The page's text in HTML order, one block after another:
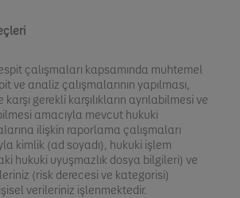
çalışmaları kapsamında muhtemel
ve analiz çalışmalarının yapılması,
gerekli karşılıkların ayrılabilmesi ve
amacıyla mevcut hukuki
ilişkin raporlama çalışmaları
kimlik (ad soyadı), hukuki işlem
hukuki uyuşmazlık dosya bilgileri) ve
(risk derecesi ve kategorisi)
verileriniz işlenmektedir.